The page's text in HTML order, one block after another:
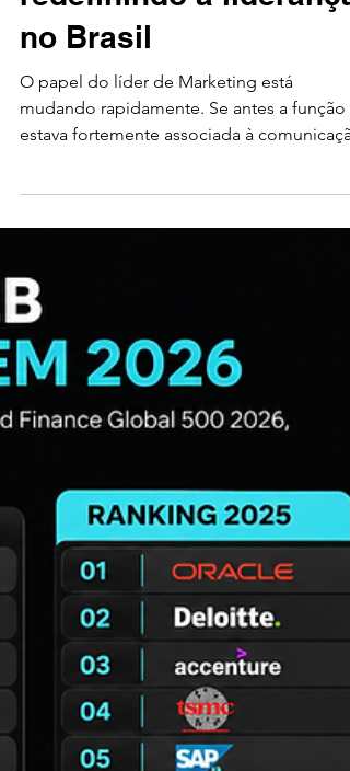
Brasileiro: os dados
que mostram como o
Marketing B2B está
redefinindo a liderança
no Brasil
estava fortemente associada à
e ao fortalecimento de marca, hoje ela
ocupa uma posição estratégica
conectada à geração de receita,
transformação fica evidente no estudo
B2B Insiders. O levantamento analisou
diretores e Chief Marketing Officers (CMOs)